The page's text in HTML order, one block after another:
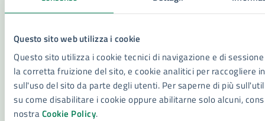
Questo sito web utilizza i cookie
Questo sito utilizza i cookie tecnici di navigazione e di
la corretta fruizione del sito, e cookie analitici per raccogliere
sull'uso del sito da parte degli utenti. Per saperne di più
su come disabilitare i cookie oppure abilitarne solo alcuni,
nostraCookie Policy.
Contatta il comune
Leggi le domande frequenti
Richiedi assistenza
Numero verde 800299507